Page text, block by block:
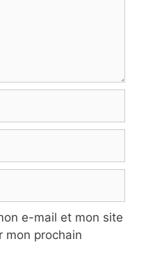
e-mail et mon site
mon prochain